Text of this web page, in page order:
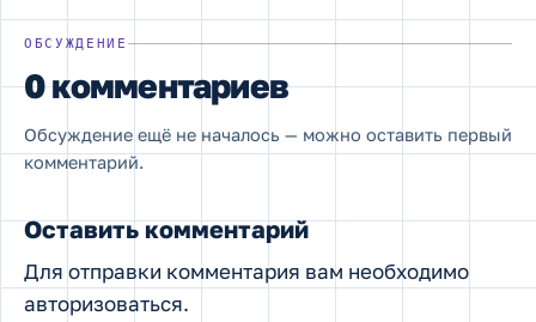
ОБСУЖДЕНИЕ
0 комментариев
Обсуждение ещё не началось — можно оставить первый
комментарий.
Оставить комментарий
Для отправки комментария вам необходимо
авторизоваться.